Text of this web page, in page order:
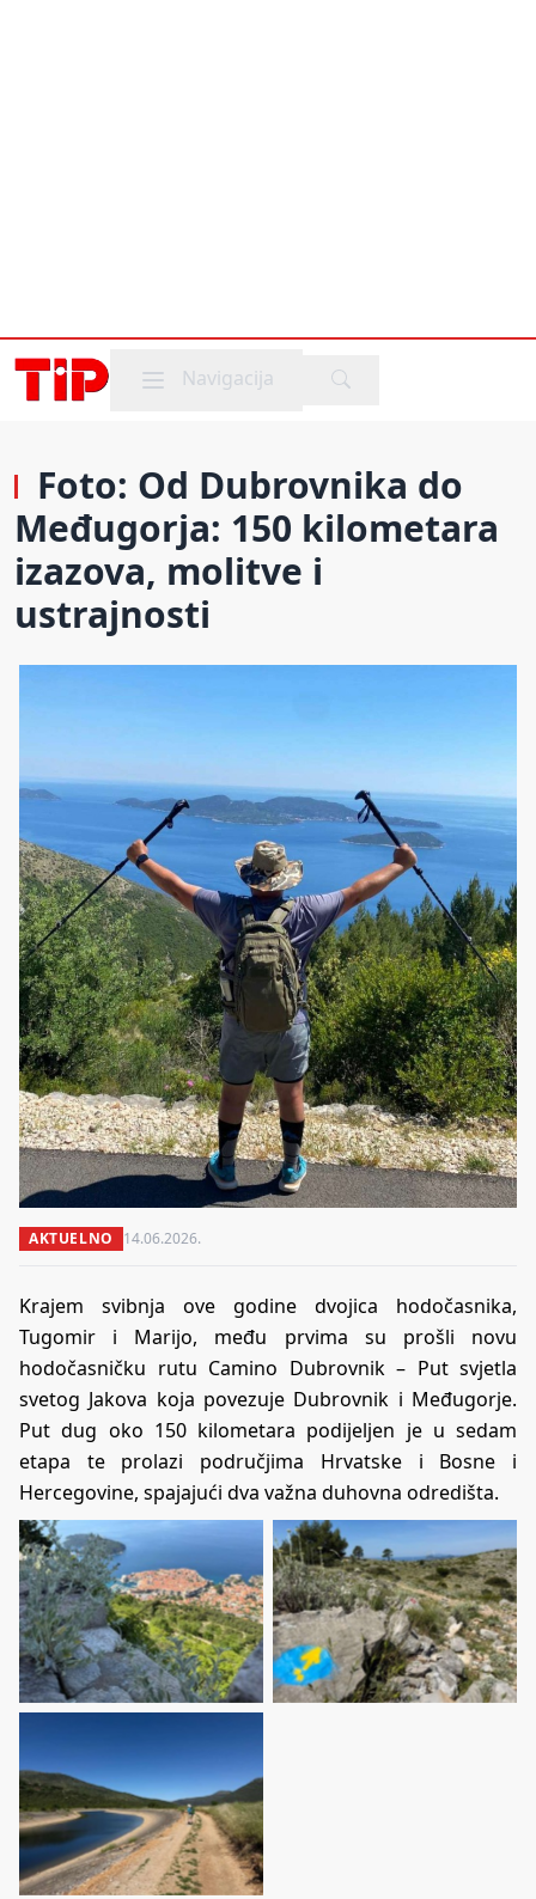
Mobile menu
Navigacija
Foto: Od Dubrovnika do
Međugorja: 150 kilometara
izazova, molitve i
ustrajnosti
AKTUELNO 14.06.2026.
Krajem svibnja ove godine dvojica hodočasnika,
Tugomir i Marijo, među prvima su prošli novu
hodočasničku rutu Camino Dubrovnik – Put svjetla
svetog Jakova koja povezuje Dubrovnik i Međugorje.
Put dug oko 150 kilometara podijeljen je u sedam
etapa te prolazi područjima Hrvatske i Bosne i
Hercegovine, spajajući dva važna duhovna odredišta.